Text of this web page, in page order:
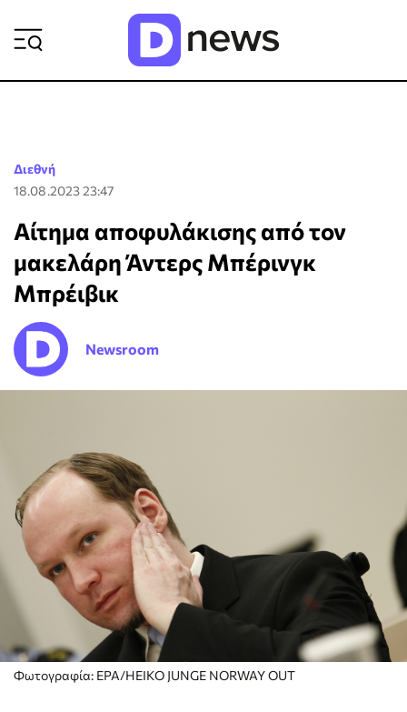
Διεθνή
18.08.2023 23:47
Aίτημα αποφυλάκισης από τον
μακελάρη Άντερς Μπέρινγκ
Μπρέιβικ
Newsroom
Φωτογραφία: EPA/HEIKO JUNGE NORWAY OUT